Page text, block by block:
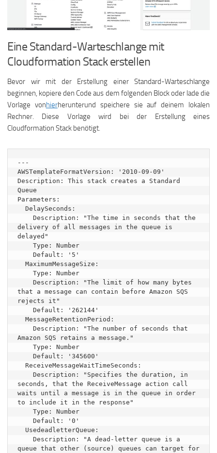
Eine Standard-Warteschlange mit
Cloudformation Stack erstellen
Bevor wir mit der Erstellung einer Standard-Warteschlange
beginnen, kopiere den Code aus dem folgenden Block oder lade die
Vorlage vonhierherunterund speichere sie auf deinem lokalen
Rechner. Diese Vorlage wird bei der Erstellung eines
Cloudformation Stack benötigt.
---
AWSTemplateFormatVersion: '2010-09-09'
Description: This stack creates a Standard
Queue
Parameters:
delivery of all messages in the queue is
delayed"
that a message can contain before Amazon SQS
rejects it"
Amazon SQS retains a message."
seconds, that the ReceiveMessage action call
waits until a message is in the queue in order
to include it in the response"
queue that other (source) queues can target for